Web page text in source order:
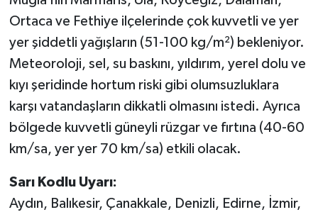
Ortaca ve Fethiye ilçelerinde çok kuvvetli ve yer
yer şiddetli yağışların (51-100 kg/m²) bekleniyor.
Meteoroloji, sel, su baskını, yıldırım, yerel dolu ve
kıyı şeridinde hortum riski gibi olumsuzluklara
karşı vatandaşların dikkatli olmasını istedi. Ayrıca
bölgede kuvvetli güneyli rüzgar ve fırtına (40-60
km/sa, yer yer 70 km/sa) etkili olacak.
Sarı Kodlu Uyarı:
Aydın, Balıkesir, Çanakkale, Denizli, Edirne, İzmir,